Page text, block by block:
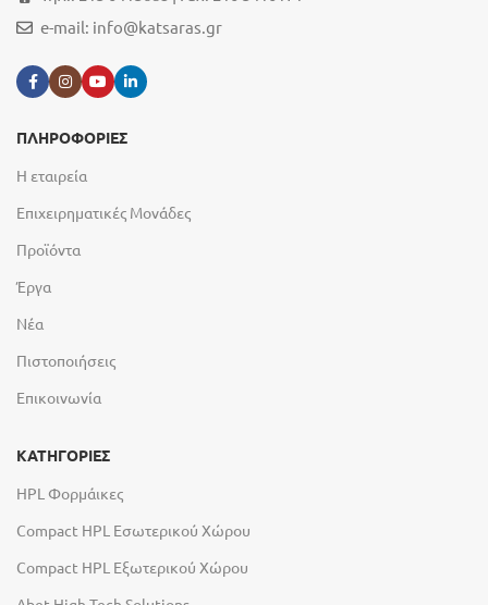
e-mail: info@katsaras.gr
ΠΛΗΡΟΦΟΡΙΕΣ
Η εταιρεία
Επιχειρηματικές Μονάδες
Προϊόντα
Έργα
Νέα
Πιστοποιήσεις
Επικοινωνία
ΚΑΤΗΓΟΡΙΕΣ
HPL Φορμάικες
Compact HPL Εσωτερικού Χώρου
Compact HPL Εξωτερικού Χώρου